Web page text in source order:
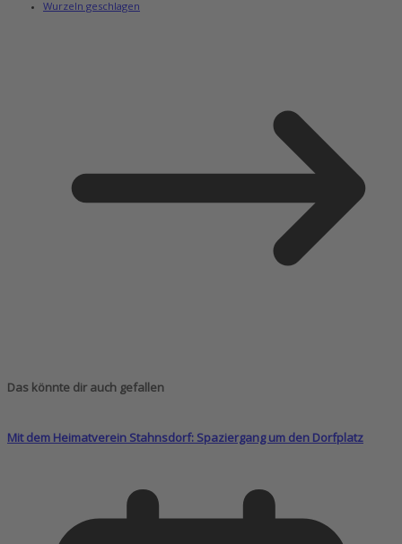
Wurzeln geschlagen
Das könnte dir auch gefallen
Mit dem Heimatverein Stahnsdorf: Spaziergang um den Dorfplatz